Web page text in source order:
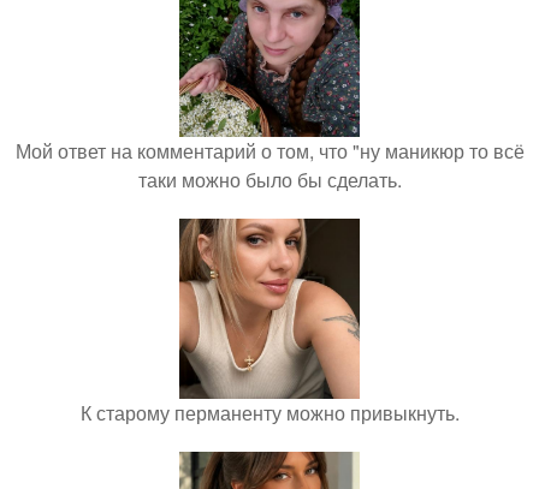
Мой ответ на комментарий о том, что "ну маникюр то всё
таки можно было бы сделать.
К старому перманенту можно привыкнуть.